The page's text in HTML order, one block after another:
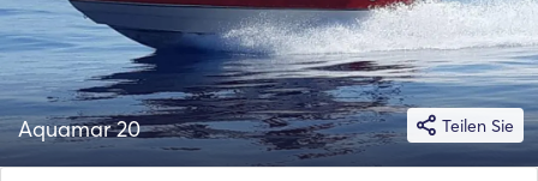
Teilen Sie
Aquamar 20